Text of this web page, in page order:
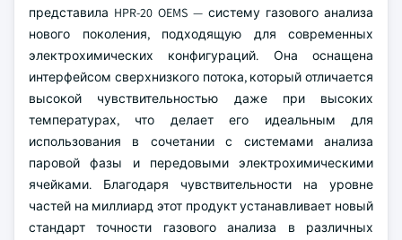
представила HPR-20 OEMS — систему газового анализа
нового поколения, подходящую для современных
электрохимических конфигураций. Она оснащена
интерфейсом сверхнизкого потока, который отличается
высокой чувствительностью даже при высоких
температурах, что делает его идеальным для
использования в сочетании с системами анализа
паровой фазы и передовыми электрохимическими
ячейками. Благодаря чувствительности на уровне
частей на миллиард этот продукт устанавливает новый
стандарт точности газового анализа в различных